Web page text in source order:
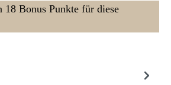
18 Bonus Punkte für diese